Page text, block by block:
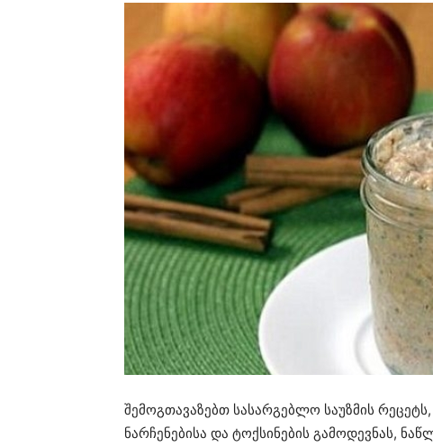
შემოგთავაზებთ სასარგებლო საუზმის
ნარჩენებისა და ტოქსინების გამოდევნას,